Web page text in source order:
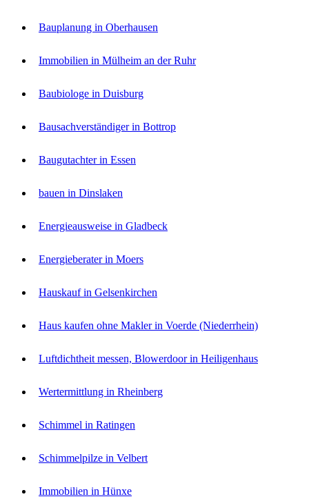
Bauplanung in Oberhausen
Immobilien in Mülheim an der Ruhr
Baubiologe in Duisburg
Bausachverständiger in Bottrop
Baugutachter in Essen
bauen in Dinslaken
Energieausweise in Gladbeck
Energieberater in Moers
Hauskauf in Gelsenkirchen
Haus kaufen ohne Makler in Voerde (Niederrhein)
Luftdichtheit messen, Blowerdoor in Heiligenhaus
Wertermittlung in Rheinberg
Schimmel in Ratingen
Schimmelpilze in Velbert
Immobilien in Hünxe